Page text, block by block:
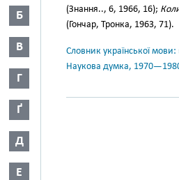
Б
В
Г
Ґ
Д
Е
(Знання.., 6, 1966, 16);
(Гончар, Тронка, 1963, 71).
Словник української
Наукова думка,